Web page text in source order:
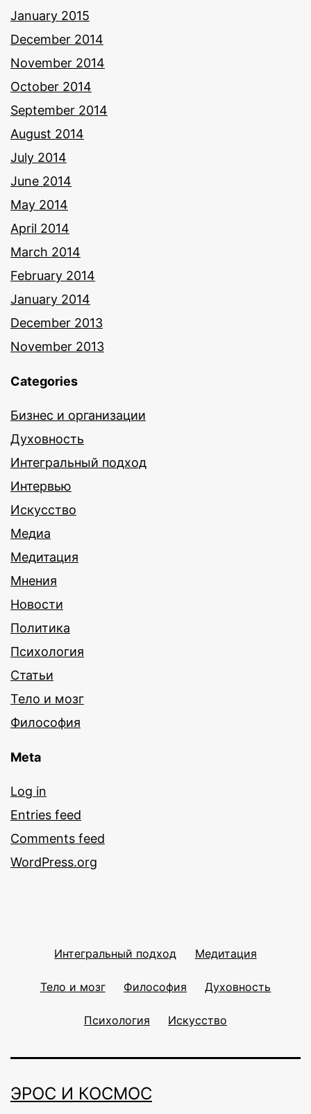
January 2015
December 2014
November 2014
October 2014
September 2014
August 2014
July 2014
June 2014
May 2014
April 2014
March 2014
February 2014
January 2014
December 2013
November 2013
Categories
Бизнес и организации
Духовность
Интегральный подход
Интервью
Искусство
Медиа
Медитация
Мнения
Новости
Политика
Психология
Статьи
Тело и мозг
Философия
Meta
Log in
Entries feed
Comments feed
WordPress.org
Интегральный подход Медитация
Тело и мозг Философия Духовность
Психология Искусство
ЭРОС И КОСМОС